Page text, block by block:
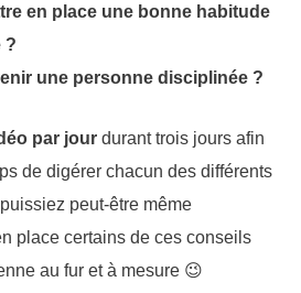
en place une bonne habitude
?
une personne disciplinée ?
par jour durant trois jours afin
de digérer chacun des différents
peut-être même
place certains de ces conseils
au fur et à mesure 😉